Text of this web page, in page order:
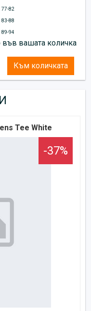
77-82
83-88
89-94
вашата количка
Към количката
Tee White
-37%